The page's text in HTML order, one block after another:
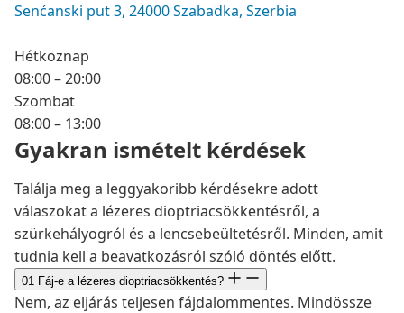
Senćanski put 3, 24000 Szabadka, Szerbia
Hétköznap
08:00 – 20:00
Szombat
08:00 – 13:00
Gyakran ismételt kérdések
Találja meg a leggyakoribb kérdésekre adott
válaszokat a lézeres dioptriacsökkentésről, a
szürkehályogról és a lencsebeültetésről. Minden, amit
tudnia kell a beavatkozásról szóló döntés előtt.
01 Fáj-e a lézeres dioptriacsökkentés?
Nem, az eljárás teljesen fájdalommentes. Mindössze